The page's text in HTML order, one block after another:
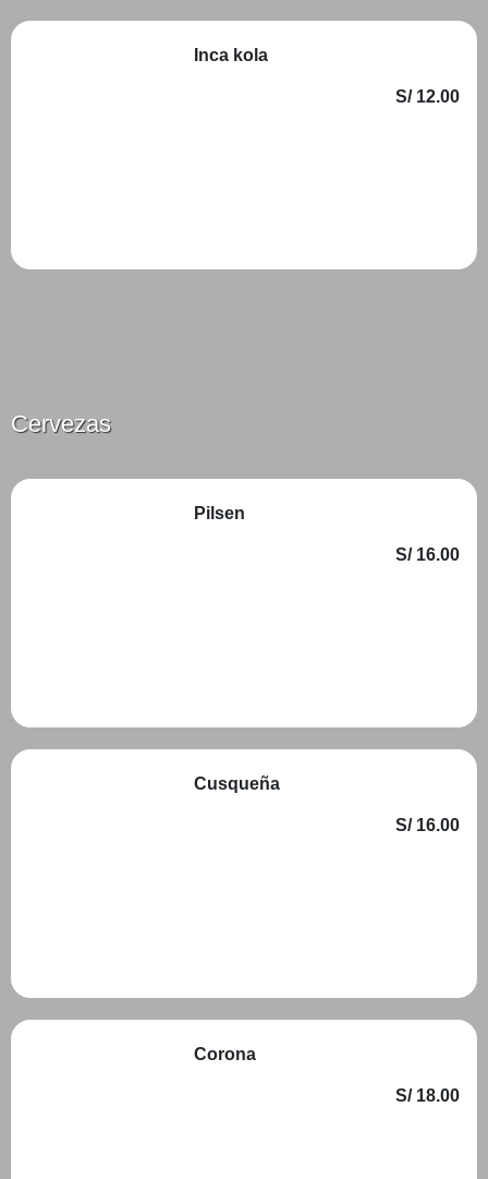
Inca kola
S/ 12.00
Cervezas
Pilsen
S/ 16.00
Cusqueña
S/ 16.00
Corona
S/ 18.00